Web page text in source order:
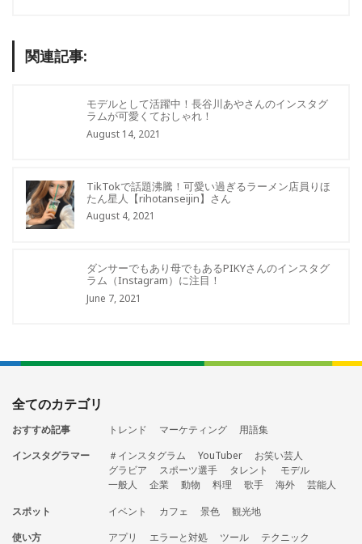
関連記事:
モデルとして活躍中！長谷川あやさんのインスタグ
ラムが可愛くておしゃれ！
August 14, 2021
TikTokで話題沸騰！可愛い過ぎるラーメン店員りほ
たん星人【rihotanseijin】さん
August 4, 2021
ダンサーでもあり母でもあるPIKYさんのインスタグ
ラム（Instagram）に注目！
June 7, 2021
全てのカテゴリ
おすすめ記事 トレンド マーケティング
用語集
インスタグラマー
＃インスタグラム YouTuber
お笑い芸人
グラビア
スポーツ選手 タレント
モデル
一般人
企業 動物 料理 歌手 海外
芸能人
スポット
イベント カフェ 景色
観光地
使い方
アプリ エラーと対処 ツール テクニック